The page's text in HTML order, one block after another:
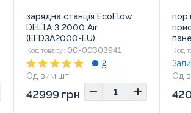
зарядна станція EcoFlow
DELTA 3 2000 Air
(EFD3A2000-EU)
Код товару: 00-00303941
Од вим:шт
220x223x426
2
42999 грн
Код
Од